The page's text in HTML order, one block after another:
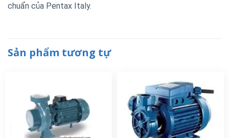
chuẩn của Pentax Italy.
Sản phẩm tương tự